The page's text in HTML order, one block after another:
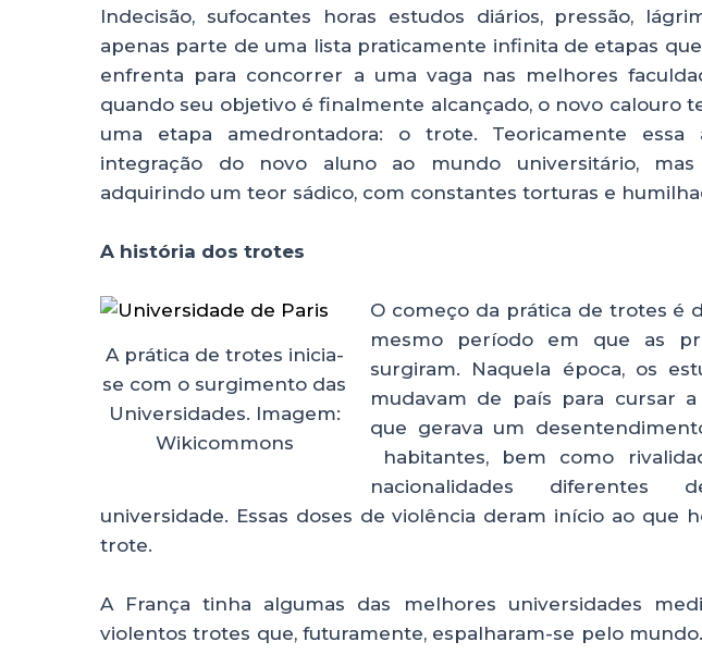
p
o
k
Indecisão, sufocantes horas estudos diários, pressão,
apenas parte de uma lista praticamente infinita de etapas
enfrenta para concorrer a uma vaga nas melhores
quando seu objetivo é finalmente alcançado, o novo calouro
uma etapa amedrontadora: o trote. Teoricamente essa
integração do novo aluno ao mundo universitário, mas
adquirindo um teor sádico, com constantes torturas e
A história dos trotes
A prática de trotes inicia-
se com o surgimento das
Universidades. Imagem:
Wikicommons
O começo da prática de trotes é
mesmo período em que as
surgiram. Naquela época, os
mudavam de país para cursar a
que gerava um
habitantes, bem como
nacionalidades diferentes
universidade. Essas doses de violência deram início ao que
trote.
A França tinha algumas das melhores universidades
violentos trotes que, futuramente, espalharam-se pelo